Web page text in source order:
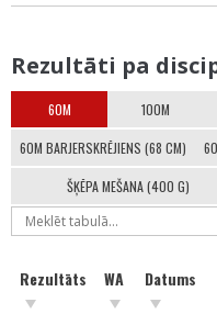
Rezultāti pa
60M 100M
60M BARJERSKRĒJIENS (68 CM)
ŠĶĒPA MEŠANA (400 G)
Rezultāts WA Datums